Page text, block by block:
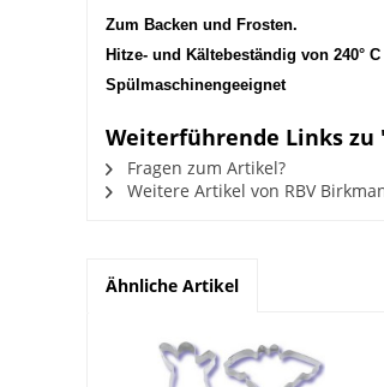
Zum Backen und Frosten.
Hitze- und Kältebeständig von 240° C
Spülmaschinengeeignet
Weiterführende Links
Fragen zum Artikel?
Weitere Artikel von RBV
Ähnliche Artikel